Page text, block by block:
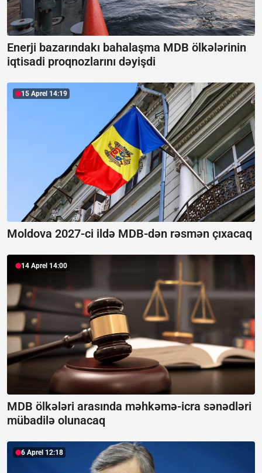
Enerji bazarındakı bahalaşma MDB ölkələrinin
iqtisadi proqnozlarını dəyişdi
15 Aprel 14:19
Moldova 2027-ci ildə MDB-dən rəsmən çıxacaq
14 Aprel 14:00
MDB ölkələri arasında məhkəmə-icra sənədləri
mübadilə olunacaq
6 Aprel 12:18